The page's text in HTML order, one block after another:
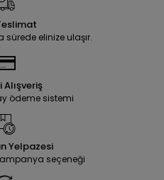
sürede elinize ulaşır.
Alışveriş
ödeme sistemi
Yelpazesi
seçeneği